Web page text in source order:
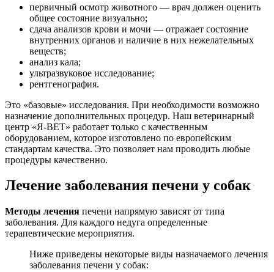
первичный осмотр животного — врач должен оценить
общее состояние визуально;
сдача анализов крови и мочи — отражает состояние
внутренних органов и наличие в них нежелательных
веществ;
анализ кала;
ультразвуковое исследование;
рентгенография.
Это «базовые» исследования. При необходимости возможно
назначение дополнительных процедур. Наш ветеринарный
центр «Я-ВЕТ» работает только с качественным
оборудованием, которое изготовлено по европейским
стандартам качества. Это позволяет нам проводить любые
процедуры качественно.
Лечение заболевания печени у собак
Методы лечения печени напрямую зависят от типа
заболевания. Для каждого недуга определенные
терапевтические мероприятия.
Ниже приведены некоторые виды назначаемого лечения
заболевания печени у собак: